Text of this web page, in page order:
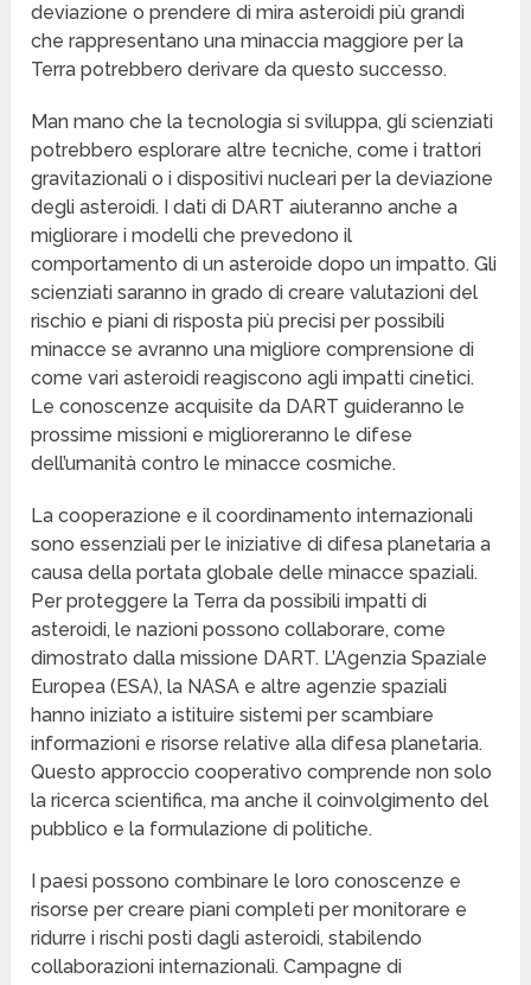
deviazione o prendere di mira asteroidi più grandi
che rappresentano una minaccia maggiore per la
Terra potrebbero derivare da questo successo.
Man mano che la tecnologia si sviluppa, gli scienziati
potrebbero esplorare altre tecniche, come i trattori
gravitazionali o i dispositivi nucleari per la deviazione
degli asteroidi. I dati di DART aiuteranno anche a
migliorare i modelli che prevedono il
comportamento di un asteroide dopo un impatto. Gli
scienziati saranno in grado di creare valutazioni del
rischio e piani di risposta più precisi per possibili
minacce se avranno una migliore comprensione di
come vari asteroidi reagiscono agli impatti cinetici.
Le conoscenze acquisite da DART guideranno le
prossime missioni e miglioreranno le difese
dell’umanità contro le minacce cosmiche.
La cooperazione e il coordinamento internazionali
sono essenziali per le iniziative di difesa planetaria a
causa della portata globale delle minacce spaziali.
Per proteggere la Terra da possibili impatti di
asteroidi, le nazioni possono collaborare, come
dimostrato dalla missione DART. L’Agenzia Spaziale
Europea (ESA), la NASA e altre agenzie spaziali
hanno iniziato a istituire sistemi per scambiare
informazioni e risorse relative alla difesa planetaria.
Questo approccio cooperativo comprende non solo
la ricerca scientifica, ma anche il coinvolgimento del
pubblico e la formulazione di politiche.
I paesi possono combinare le loro conoscenze e
risorse per creare piani completi per monitorare e
ridurre i rischi posti dagli asteroidi, stabilendo
collaborazioni internazionali. Campagne di